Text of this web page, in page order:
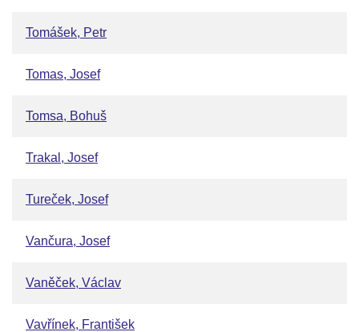
Tomášek, Petr
Tomas, Josef
Tomsa, Bohuš
Trakal, Josef
Tureček, Josef
Vančura, Josef
Vaněček, Václav
Vavřínek, František